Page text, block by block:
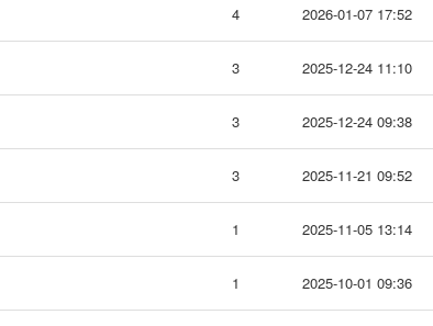
4 2026-01-07 17:52
3 2025-12-24 11:10
3 2025-12-24 09:38
3 2025-11-21 09:52
1 2025-11-05 13:14
1 2025-10-01 09:36